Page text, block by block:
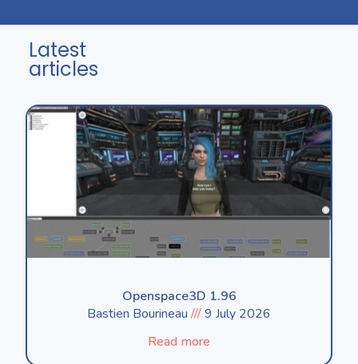
Latest
articles
Openspace3D 1.96
Bastien Bourineau
9 July 2026
Read more